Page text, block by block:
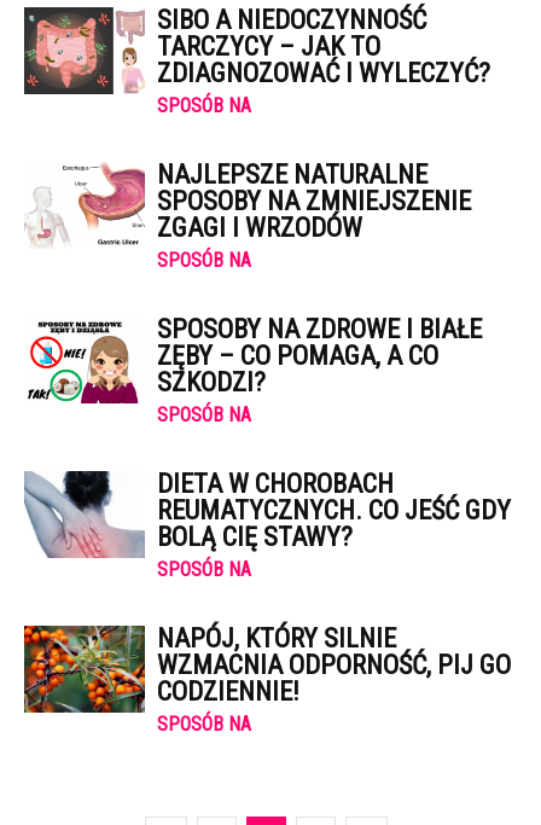
SIBO A NIEDOCZYNNOŚĆ
TARCZYCY – JAK TO
ZDIAGNOZOWAĆ I WYLECZYĆ?
SPOSÓB NA
NAJLEPSZE NATURALNE
SPOSOBY NA ZMNIEJSZENIE
ZGAGI I WRZODÓW
SPOSÓB NA
SPOSOBY NA ZDROWE I BIAŁE
ZĘBY – CO POMAGA, A CO
SZKODZI?
SPOSÓB NA
DIETA W CHOROBACH
REUMATYCZNYCH. CO JEŚĆ GDY
BOLĄ CIĘ STAWY?
SPOSÓB NA
NAPÓJ, KTÓRY SILNIE
WZMACNIA ODPORNOŚĆ, PIJ GO
CODZIENNIE!
SPOSÓB NA